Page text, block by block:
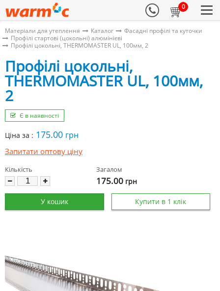
0
Матеріали для утеплення Каталог
Фасадні профілі та куточки
Профілі стартові (цокольні) алюмінієві
Профілі цокольні, THERMOMASTER UL, 100мм, 2
Профілі цокольні,
THERMOMASTER UL, 100мм,
2
Є в наявності
Ціна за : 175.00 грн
Запитати оптову ціну
Кількість Загалом
175.00 грн
У кошик Купити в 1 клік